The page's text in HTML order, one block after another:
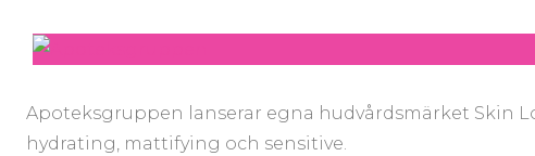
Apoteksgruppen lanserar egna hudvårdsmärket Skin
hydrating, mattifying och sensitive.